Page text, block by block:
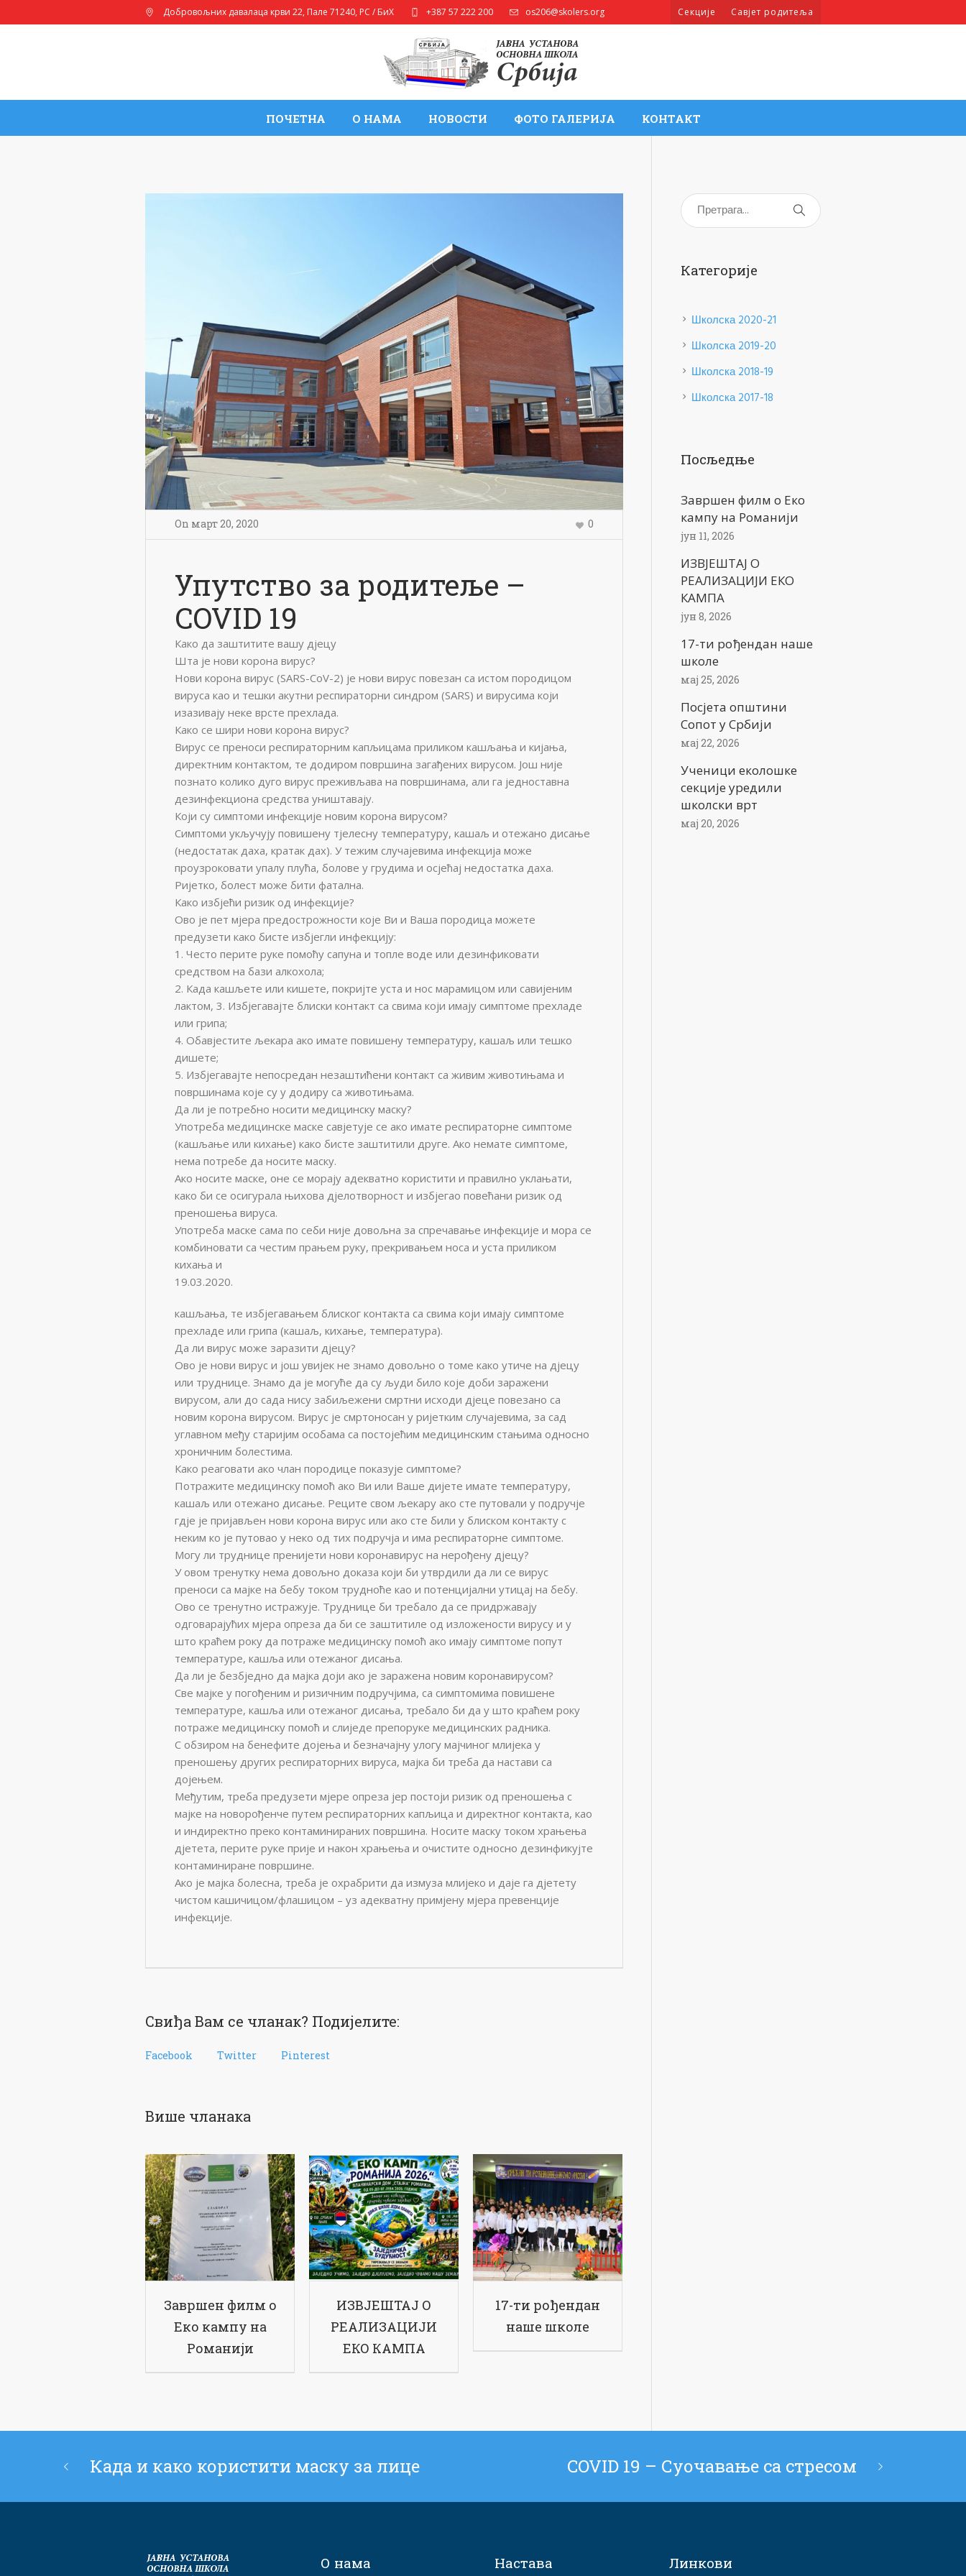
Секције Савјет родитеља
Добровољних давалаца крви 22, Пале 71240, РС / БиХ +387 57 222 200 os206@skolers.org
ПОЧЕТНА О НАМА НОВОСТИ ФОТО ГАЛЕРИЈА КОНТАКТ
On март 20, 2020 0
Упутство за родитеље –
COVID 19
Како да заштитите вашу дјецу
Шта је нови корона вирус?
Нови корона вирус (SARS-CoV-2) је нови вирус повезан са истом породицом
вируса као и тешки акутни респираторни синдром (SARS) и вирусима који
изазивају неке врсте прехлада.
Како се шири нови корона вирус?
Вирус се преноси респираторним капљицама приликом кашљања и кијања,
директним контактом, те додиром површина загађених вирусом. Још није
познато колико дуго вирус преживљава на површинама, али га једноставна
дезинфекциона средства уништавају.
Који су симптоми инфекције новим корона вирусом?
Симптоми укључују повишену тјелесну температуру, кашаљ и отежано дисање
(недостатак даха, кратак дах). У тежим случајевима инфекција може
проузроковати упалу плућа, болове у грудима и осјећај недостатка даха.
Ријетко, болест може бити фатална.
Како избјећи ризик од инфекције?
Ово је пет мјера предострожности које Ви и Ваша породица можете
предузети како бисте избјегли инфекцију:
1. Често перите руке помоћу сапуна и топле воде или дезинфиковати
средством на бази алкохола;
2. Када кашљете или кишете, покријте уста и нос марамицом или савијеним
лактом, 3. Избјегавајте блиски контакт са свима који имају симптоме прехладе
или грипа;
4. Обавјестите љекара ако имате повишену температуру, кашаљ или тешко
дишете;
5. Избјегавајте непосредан незаштићени контакт са живим животињама и
површинама које су у додиру са животињама.
Да ли је потребно носити медицинску маску?
Употреба медицинске маске савјетује се ако имате респираторне симптоме
(кашљање или кихање) како бисте заштитили друге. Ако немате симптоме,
нема потребе да носите маску.
Ако носите маске, оне се морају адекватно користити и правилно уклањати,
како би се осигурала њихова дјелотворност и избјегао повећани ризик од
преношења вируса.
Употреба маске сама по себи није довољна за спречавање инфекције и мора се
комбиновати са честим прањем руку, прекривањем носа и уста приликом
кихања и
19.03.2020.
кашљања, те избјегавањем блиског контакта са свима који имају симптоме
прехладе или грипа (кашаљ, кихање, температура).
Да ли вирус може заразити дјецу?
Ово је нови вирус и још увијек не знамо довољно о томе како утиче на дјецу
или труднице. Знамо да је могуће да су људи било које доби заражени
вирусом, али до сада нису забиљежени смртни исходи дјеце повезано са
новим корона вирусом. Вирус је смртоносан у ријетким случајевима, за сад
углавном међу старијим особама са постојећим медицинским стањима односно
хроничним болестима.
Како реаговати ако члан породице показује симптоме?
Потражите медицинску помоћ ако Ви или Ваше дијете имате температуру,
кашаљ или отежано дисање. Реците свом љекару ако сте путовали у подручје
гдје је пријављен нови корона вирус или ако сте били у блиском контакту с
неким ко је путовао у неко од тих подручја и има респираторне симптоме.
Могу ли труднице пренијети нови коронавирус на нерођену дјецу?
У овом тренутку нема довољно доказа који би утврдили да ли се вирус
преноси са мајке на бебу током трудноће као и потенцијални утицај на бебу.
Ово се тренутно истражује. Труднице би требало да се придржавају
одговарајућих мјера опреза да би се заштитиле од изложености вирусу и у
што краћем року да потраже медицинску помоћ ако имају симптоме попут
температуре, кашља или отежаног дисања.
Да ли је безбједно да мајка доји ако је заражена новим коронавирусом?
Све мајке у погођеним и ризичним подручјима, са симптомима повишене
температуре, кашља или отежаног дисања, требало би да у што краћем року
потраже медицинску помоћ и слиједе препоруке медицинских радника.
С обзиром на бенефите дојења и безначајну улогу мајчиног млијека у
преношењу других респираторних вируса, мајка би треба да настави са
дојењем.
Међутим, треба предузети мјере опреза јер постоји ризик од преношења с
мајке на новорођенче путем респираторних капљица и директног контакта, као
и индиректно преко контаминираних површина. Носите маску током храњења
дјетета, перите руке прије и након храњења и очистите односно дезинфикујте
контаминиране површине.
Ако је мајка болесна, треба је охрабрити да измуза млијеко и даје га дјетету
чистом кашичицом/флашицом – уз адекватну примјену мјера превенције
инфекције.
Свиђа Вам се чланак? Подијелите:
Facebook Twitter Pinterest
Више чланака
Завршен филм о
Еко кампу на
Романији
ИЗВЈЕШТАЈ О
РЕАЛИЗАЦИЈИ
ЕКО КАМПА
17-ти рођендан
наше школе
Категорије
Школска 2020-21
Школска 2019-20
Школска 2018-19
Школска 2017-18
Посљедње
Завршен филм о Еко
кампу на Романији
јун 11, 2026
ИЗВЈЕШТАЈ О
РЕАЛИЗАЦИЈИ ЕКО
КАМПА
јун 8, 2026
17-ти рођендан наше
школе
мај 25, 2026
Посјета општини
Сопот у Србији
мај 22, 2026
Ученици еколошке
секције уредили
школски врт
мај 20, 2026
Када и како користити маску за лице COVID 19 – Суочавање са стресом
О нама Настава Линкови